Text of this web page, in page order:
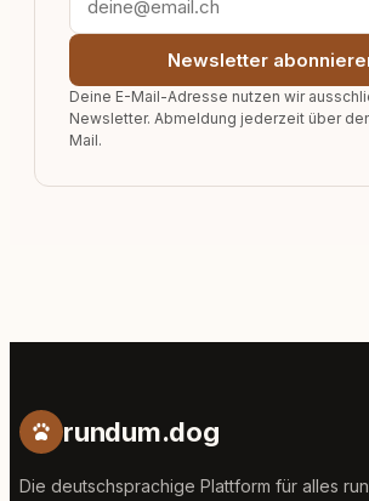
Newsletter
Deine E-Mail-Adresse nutzen wir
Newsletter. Abmeldung jederzeit über
Mail.
rundum.dog
Die deutschsprachige Plattform für alles